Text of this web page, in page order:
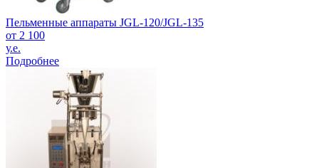
Пельменные аппараты JGL-120/JGL-135
от 2 100
у.е.
Подробнее